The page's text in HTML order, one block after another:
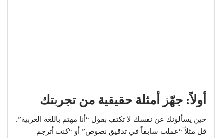
أولاً: جهّز أمثلة حقيقية من تجربتك
حين يسألونك عن نفسك لا تكتفِ بقول “أنا مهتم باللغة العربية”.
قل مثلاً “عملت سابقاً في تدقيق نصوص” أو “كنت أترجم